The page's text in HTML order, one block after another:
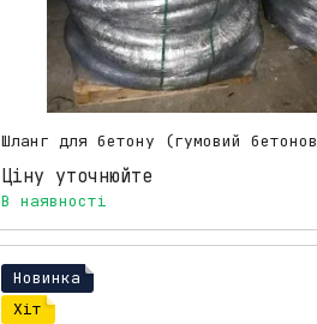
Ціну уточнюйте
В наявності
Новинка
Хіт